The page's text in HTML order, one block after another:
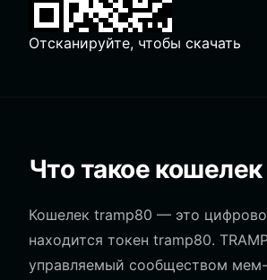
Отсканируйте, чтобы скачать
Что такое
Кошелек tramp80 — это
находится токен tramp80.
управляемый сообществом